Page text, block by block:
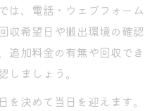
は、電話・ウェブフォーム
収希望日や搬出環境の確認
追加料金の有無や回収でき
しましょう。
を決めて当日を迎えます。